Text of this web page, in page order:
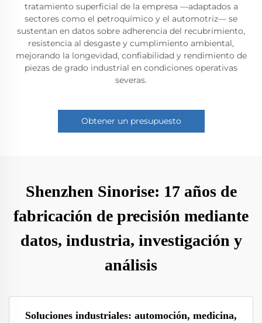
tratamiento superficial de la empresa —adaptados a
sectores como el petroquímico y el automotriz— se
sustentan en datos sobre adherencia del recubrimiento,
resistencia al desgaste y cumplimiento ambiental,
mejorando la longevidad, confiabilidad y rendimiento de
piezas de grado industrial en condiciones operativas
severas.
Obtener un presupuesto
Shenzhen Sinorise: 17 años de
fabricación de precisión mediante
datos, industria, investigación y
análisis
Soluciones industriales: automoción, medicina,